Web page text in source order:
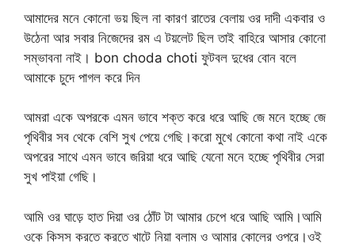
আমাদের মনে কোনো ভয় ছিল না কারণ রাতের বেলায় ওর দাদী একবার ও
উঠেনা আর সবার নিজেদের রম এ টয়লেট ছিল তাই বাহিরে আসার কোনো
সম্ভাবনা নাই। bon choda choti ফুটবল দুধের বোন বলে
আমাকে চুদে পাগল করে দিন
আমরা একে অপরকে এমন ভাবে শক্ত করে ধরে আছি জে মনে হচ্ছে জে
পৃথিবীর সব থেকে বেশি সুখ পেয়ে গেছি।করো মুখে কোনো কথা নাই একে
অপরের সাথে এমন ভাবে জরিয়া ধরে আছি যেনো মনে হচ্ছে পৃথিবীর সেরা
সুখ পাইয়া গেছি।
আমি ওর ঘাড়ে হাত দিয়া ওর ঠোঁট টা আমার চেপে ধরে আছি আমি।আমি
ওকে কিসস করতে করতে খাটে নিয়া বলাম ও আমার কোলের ওপরে।ওই